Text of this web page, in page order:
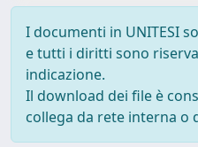
I documenti in UNITESI
e tutti i diritti sono
indicazione.
Il download dei file è
collega da rete interna o